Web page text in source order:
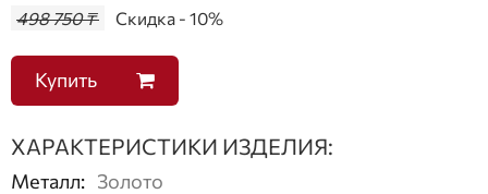
498 750 ₸ Скидка - 10%
Купить
ХАРАКТЕРИСТИКИ ИЗДЕЛИЯ:
Металл: Золото